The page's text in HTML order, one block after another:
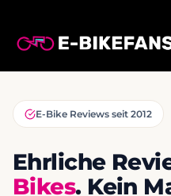
Inhalt
E-Bike Reviews seit 2012
Ehrliche
Bikes. Kein